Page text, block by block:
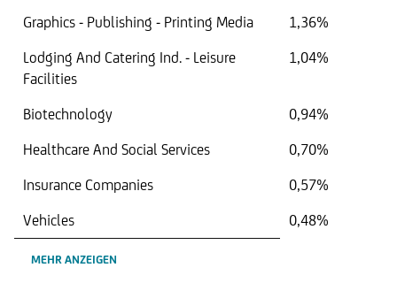
Graphics - Publishing - Printing Media
1,36%
Lodging And Catering Ind. - Leisure
Facilities
1,04%
Biotechnology
0,94%
Healthcare And Social Services
0,70%
Insurance Companies
0,57%
Vehicles
0,48%
MEHR ANZEIGEN